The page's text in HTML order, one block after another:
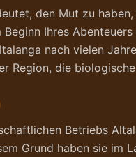
den Mut zu
Beginn Ihres
nach vielen
Region, die
Betriebs
Grund haben sie im